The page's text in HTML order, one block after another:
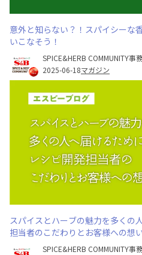
意外と知らない？！スパイシー
いこなそう！
SPICE&HERB COMMUNITY事
2025-06-18マガジン
スパイスとハーブの魅力を多くの
担当者のこだわりとお客様への想
SPICE&HERB COMMUNITY事